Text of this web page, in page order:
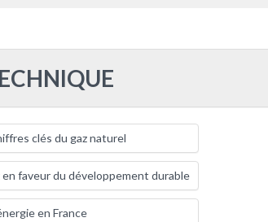
clés du gaz naturel
en faveur du développement durable
en France